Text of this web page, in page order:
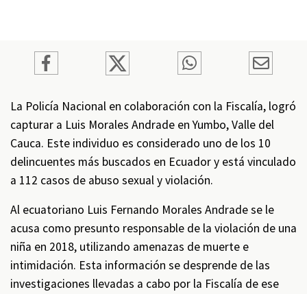
La Policía Nacional en colaboración con la Fiscalía, logró
capturar a Luis Morales Andrade en Yumbo, Valle del
Cauca. Este individuo es considerado uno de los 10
delincuentes más buscados en Ecuador y está vinculado
a 112 casos de abuso sexual y violación.
Al ecuatoriano Luis Fernando Morales Andrade se le
acusa como presunto responsable de la violación de una
niña en 2018, utilizando amenazas de muerte e
intimidación. Esta información se desprende de las
investigaciones llevadas a cabo por la Fiscalía de ese